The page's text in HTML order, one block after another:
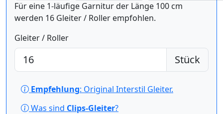
Für eine 1-läufige Garnitur der Länge 100 cm
werden 16 Gleiter / Roller empfohlen.
Gleiter / Roller
Stück
Empfehlung: Original Interstil Gleiter.
Was sind Clips-Gleiter?